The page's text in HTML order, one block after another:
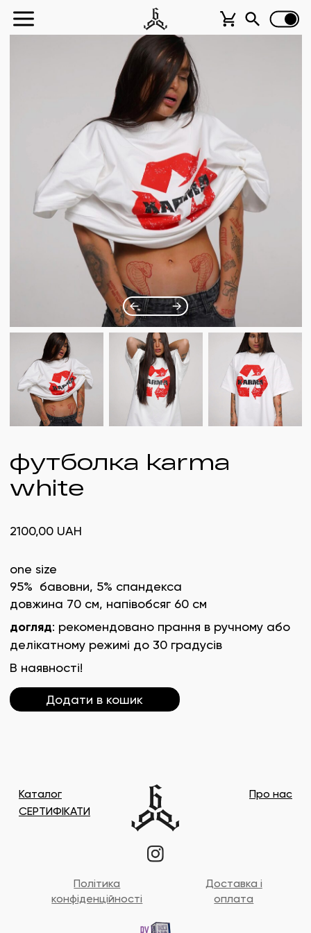
футболка karma
white
2100,00 UAH
one size
95% бавовни, 5% спандекса
довжина 70 см, напівобсяг 60 см
догляд: рекомендовано прання в ручному або
делікатному режимі до 30 градусів
В наявності!
Додати в кошик
Каталог
СЕРТИФІКАТИ
Про нас
Політика
конфіденційності
Доставка і
оплата